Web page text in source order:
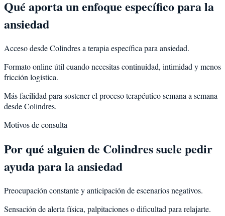
Qué aporta un enfoque específico para la
ansiedad
Acceso desde Colindres a terapia específica para ansiedad.
Formato online útil cuando necesitas continuidad, intimidad y menos
fricción logística.
Más facilidad para sostener el proceso terapéutico semana a semana
desde Colindres.
Motivos de consulta
Por qué alguien de Colindressuele pedir
ayuda para laansiedad
Preocupación constante y anticipación de escenarios negativos.
Sensación de alerta física, palpitaciones o dificultad para relajarte.